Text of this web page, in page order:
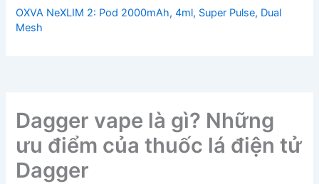
Dagger vape là gì? Những
ưu điểm của thuốc lá điện tử
Dagger
OXVA NeXLIM 2: Pod 2000mAh, 4ml, Super Pulse, Dual
Mesh